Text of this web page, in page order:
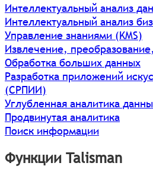
Интеллектуальный анализ
Интеллектуальный анализ
Управление знаниями (KMS)
Извлечение,
Обработка больших данных
Разработка приложений
(СРПИИ)
Углубленная аналитика
Продвинутая аналитика
Поиск информации
Функции Talisman